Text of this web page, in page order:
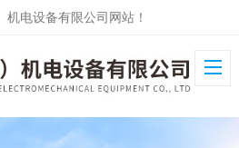
电设备有限公司网站！